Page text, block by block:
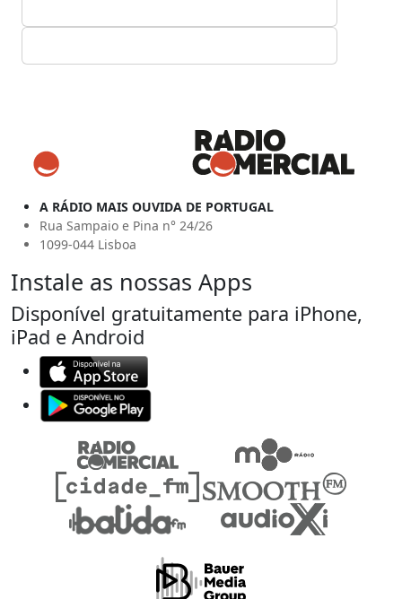
A RÁDIO MAIS OUVIDA DE PORTUGAL
Rua Sampaio e Pina n° 24/26
1099-044 Lisboa
Instale as nossas Apps
Disponível gratuitamente para iPhone,
iPad e Android